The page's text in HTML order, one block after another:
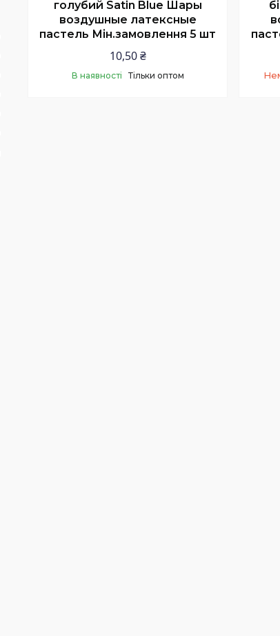
голубий Satin Blue Шары
воздушные латексные
пастель Мін.замовлення 5 шт
10,50 ₴
В наявності Тільки оптом